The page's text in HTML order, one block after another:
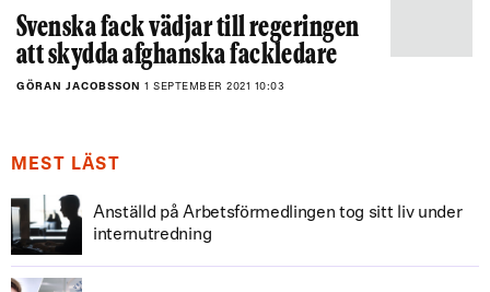
Svenska fack vädjar till regeringen
att skydda afghanska fackledare
GÖRAN JACOBSSON 1 SEPTEMBER 2021 10:03
MEST LÄST
Anställd på Arbetsförmedlingen tog sitt liv under
internutredning